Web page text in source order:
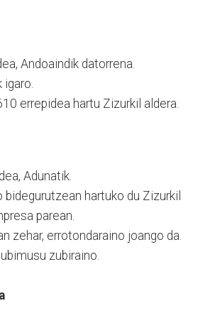
Andoaindik datorrena.
errepidea hartu Zizurkil aldera.
Adunatik.
hartuko du Zizurkil
parean.
zehar, errotondaraino joango da.
zubiraino.